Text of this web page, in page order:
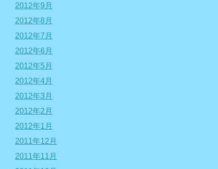
2012年9月
2012年8月
2012年7月
2012年6月
2012年5月
2012年4月
2012年3月
2012年2月
2012年1月
2011年12月
2011年11月